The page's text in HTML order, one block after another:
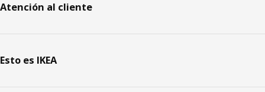
Atención al cliente
Esto es IKEA